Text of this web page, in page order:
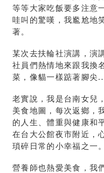
等等大家吃飯要多注意
哇叫的驚嘆，我尷尬地
著。
某次去扶輪社演講，演
社員們熱情地來跟我換
菜，像貓一樣踮著腳尖
老實說，我是台南女兒
美食地圖，每次返鄉，
的人生、體重與健康和
在台大公館夜市附近，
瑣碎日常的小幸福之一。
營養師也熱愛美食，我